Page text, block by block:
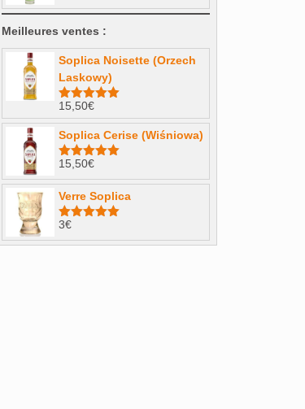
Meilleures ventes :
Soplica Noisette (Orzech
Laskowy)
Note4.98
sur 5
15,50€
Soplica Cerise (Wiśniowa)
Note5.00
sur 5
15,50€
Verre Soplica
Note
sur 5
3€